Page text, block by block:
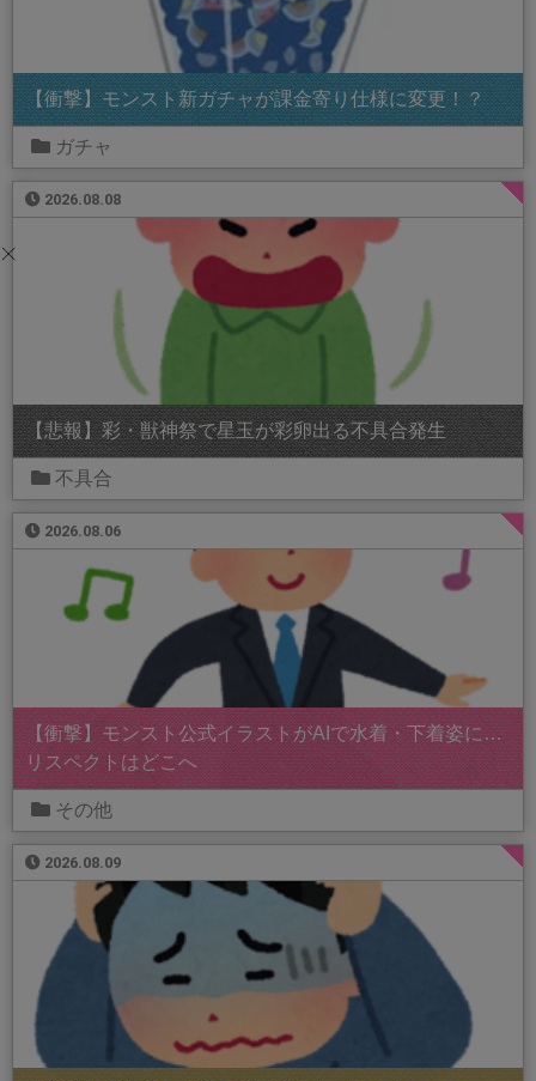
【衝撃】モンスト新ガチャが課金寄り仕様に変更！？
ガチャ
2026.08.08
【悲報】彩・獣神祭で星玉が彩卵出る不具合発生
不具合
2026.08.06
【衝撃】モンスト公式イラストがAIで水着・下着姿に…
リスペクトはどこへ
その他
2026.08.09